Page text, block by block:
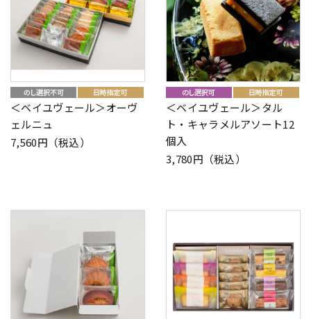
＜ベイユヴェール＞オーヴ
ェルニュ
7,560円（税込）
＜ベイユヴェール＞タル
ト・キャラメルアソート12
個入
3,780円（税込）